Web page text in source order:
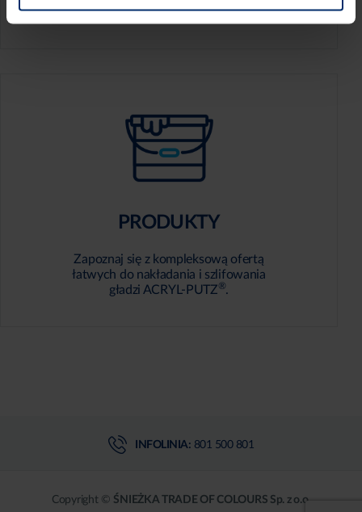
aby perfekcyjnie wygładzić swoje ściany.
PRODUKTY
Zapoznaj się z kompleksową ofertą
łatwych do nakładania i szlifowania
gładzi ACRYL-PUTZ®.
INFOLINIA: 801 500 801
Copyright © ŚNIEŻKA TRADE OF COLOURS Sp. z o.o.